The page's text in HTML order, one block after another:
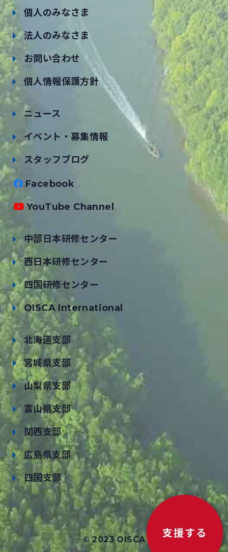
支援する
個人のみなさま
法人のみなさま
お問い合わせ
個人情報保護方針
ニュース
イベント・募集情報
スタッフブログ
Facebook
YouTube Channel
中部日本研修センター
西日本研修センター
四国研修センター
OISCA International
北海道支部
宮城県支部
山梨県支部
富山県支部
関西支部
広島県支部
四国支部
© 2023 OISCA